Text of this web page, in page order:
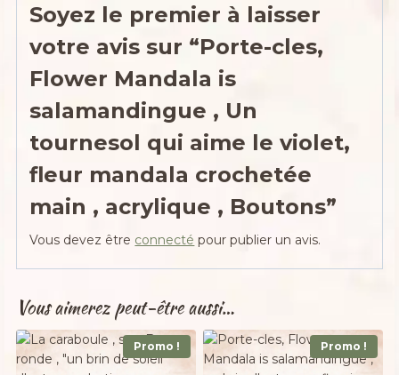
Soyez le premier à laisser
votre avis sur “Porte-cles,
Flower Mandala is
salamandingue , Un
tournesol qui aime le violet,
fleur mandala crochetée
main , acrylique , Boutons”
Vous devez être connecté pour publier un avis.
Vous aimerez peut-être aussi…
Promo ! Promo !